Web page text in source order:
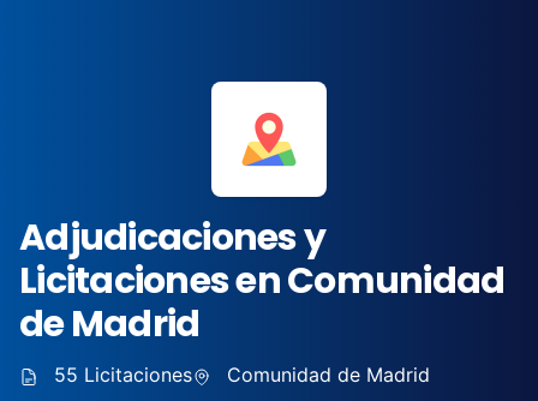
Adjudicaciones y
Licitaciones en Comunidad
de Madrid
55 Licitaciones
Comunidad de Madrid